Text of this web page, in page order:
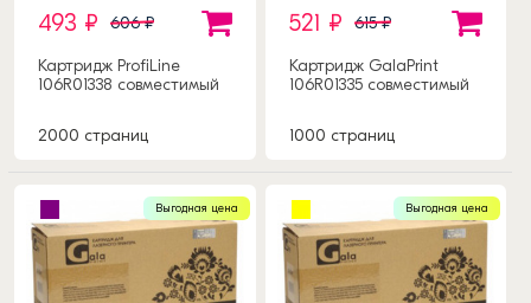
493 ₽ 606 ₽
Картридж ProfiLine
106R01338 совместимый
2000 страниц
521 ₽ 615 ₽
Картридж GalaPrint
106R01335 совместимый
1000 страниц
Выгодная цена Выгодная цена